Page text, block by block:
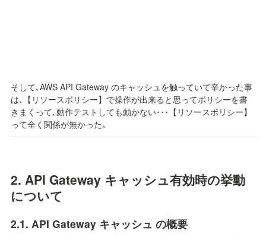
そして､AWS API Gateway のキャッシュを触っていて辛かった事
は､【リソースポリシー】で操作が出来ると思ってポリシーを書
きまくって､動作テストしても動かない･･･【リソースポリシー】
って全く関係が無かった｡
2. API Gateway キャッシュ有効時の挙動
について
2.1. API Gateway キャッシュ の概要